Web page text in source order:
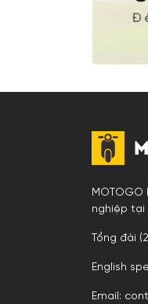
nghiệp tại
Tổng đài
English
Email: